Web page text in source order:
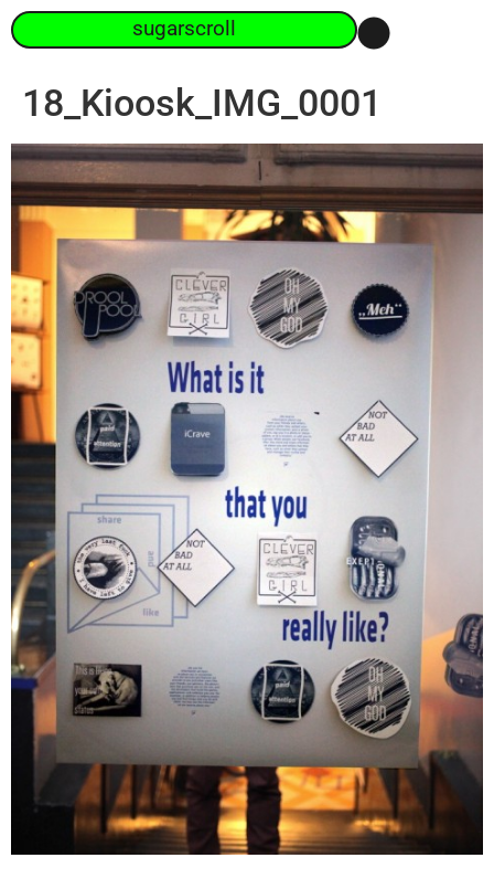
sugarscroll
18_Kioosk_IMG_0001